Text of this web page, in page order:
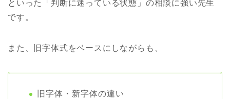
といった「判断に迷っている状態」の相談に強い先生
です。
また、旧字体式をベースにしながらも、
旧字体・新字体の違い